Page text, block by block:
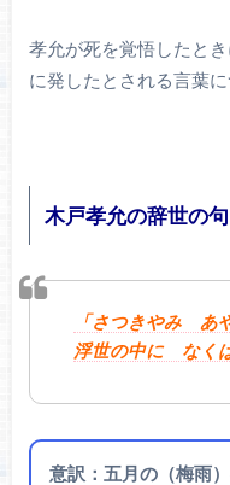
孝允が死を覚悟したと
に発したとされる言葉
木戸孝允の辞世の句
「さつきやみ あ
浮世の中に なく
意訳：五月の（梅雨